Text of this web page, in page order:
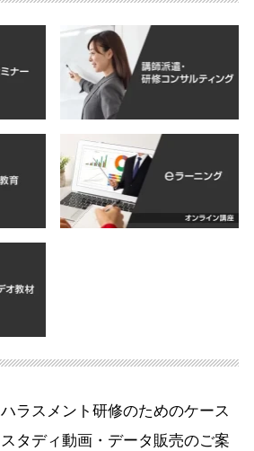
ハラスメント研修のためのケース
スタディ動画・データ販売のご案